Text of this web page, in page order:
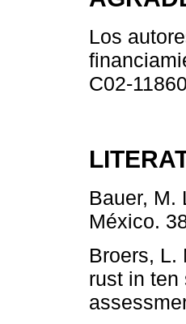
Los
C02-
Bauer, M.
México.
Broers, L.
rust in ten